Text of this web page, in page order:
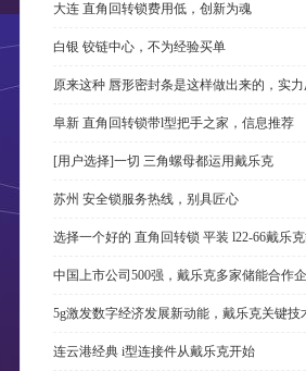
大连 直角回转锁费用低，创新为魂
白银 铰链中心，不为经验买单
原来这种 唇形密封条是这样做出来的，实
阜新 直角回转锁带l型把手之家，信息推荐
[用户选择]一切 三角螺母都运用戴乐克
苏州 安全锁服务热线，别具匠心
选择一个好的 直角回转锁 平装 l22-66戴乐
中国上市公司500强，戴乐克多家储能合作
5g激发数字经济发展新动能，戴乐克关键技
连云港经典 i型连接件从戴乐克开始